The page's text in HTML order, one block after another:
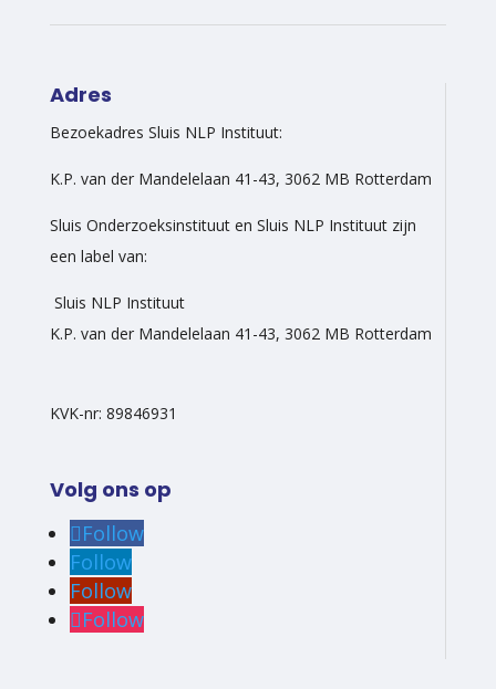
Adres
Bezoekadres Sluis NLP Instituut:
K.P. van der Mandelelaan 41-43, 3062 MB Rotterdam
Sluis Onderzoeksinstituut en Sluis NLP Instituut zijn
een label van:
Sluis NLP Instituut
K.P. van der Mandelelaan 41-43, 3062 MB Rotterdam
KVK-nr: 89846931
Volg ons op
Follow
Follow
Follow
Follow